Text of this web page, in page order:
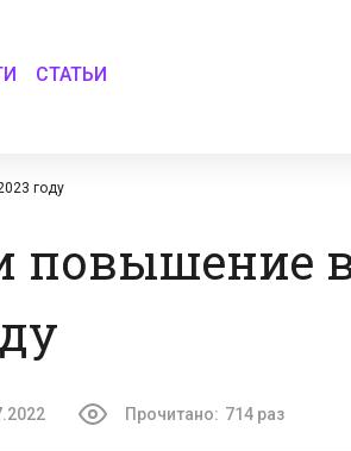
СТАТЬИ
году
повышение
Прочитано: 714 раз